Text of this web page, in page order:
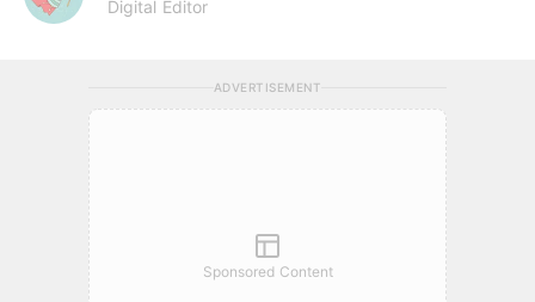
Digital Editor
ADVERTISEMENT
Sponsored Content